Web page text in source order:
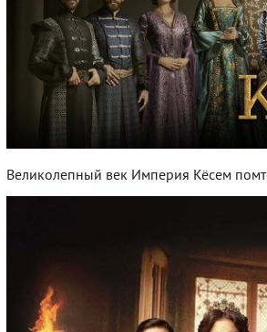
Великолепный век Империя Кёсем